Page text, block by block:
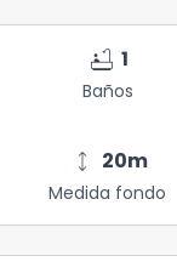
bathtub 1
Baños
height 20m
Medida fondo